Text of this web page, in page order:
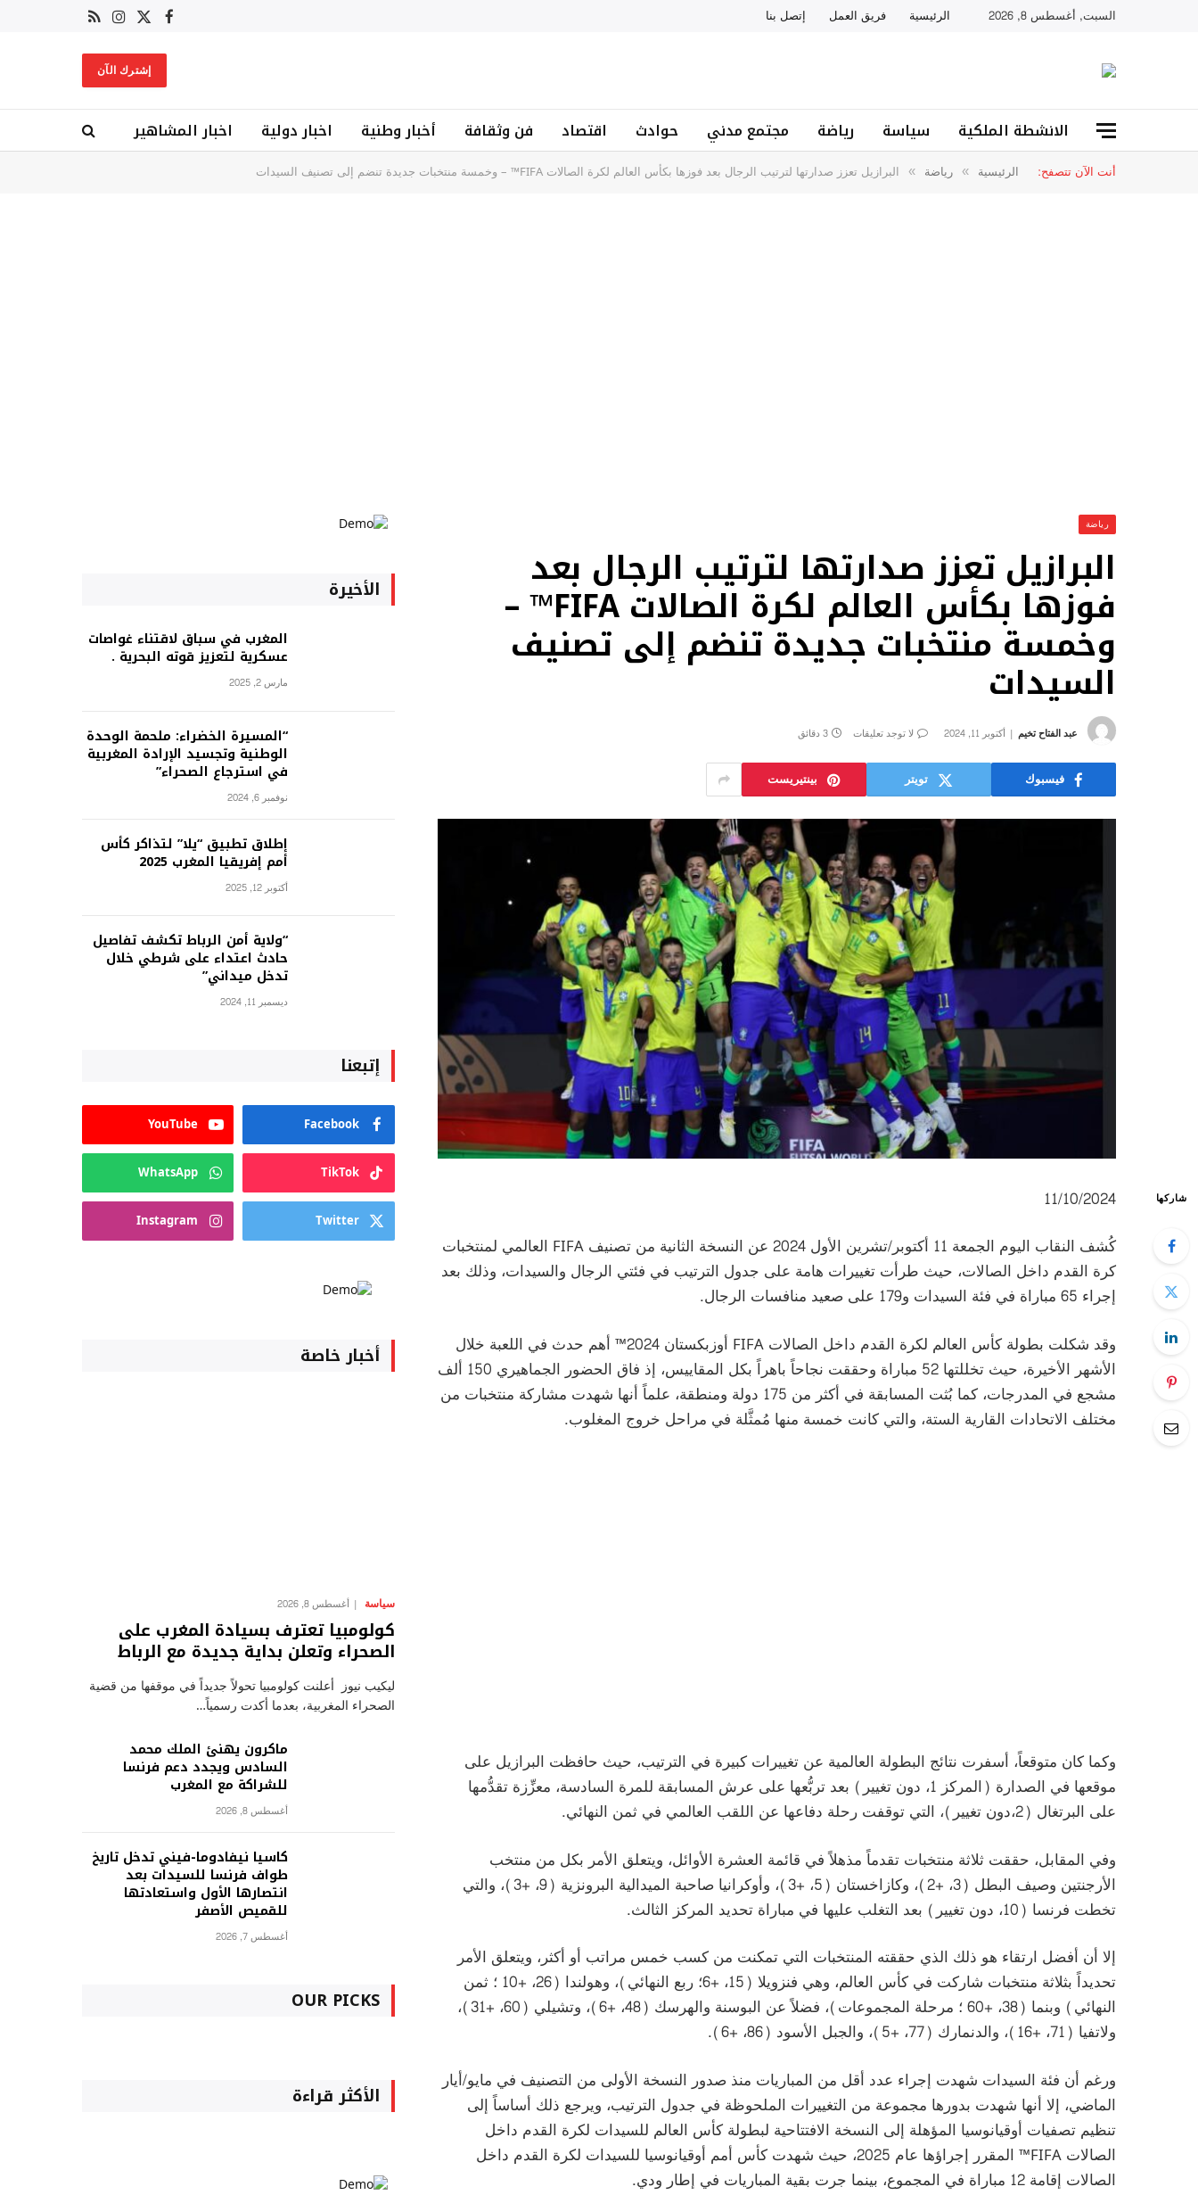
السبت, أغسطس 8, 2026 الرئيسية فريق العمل إتصل بنا فيسبوك
X
الانستغرام
RSS
إشترك الآن
الانشطة الملكية سياسة رياضة مجتمع مدني حوادث اقتصاد فن وثقافة أخبار وطنية اخبار دولية اخبار المشاهير
أنت الآن تتصفح: الرئيسية » رياضة » البرازيل تعزز صدارتها لترتيب الرجال بعد فوزها بكأس العالم لكرة الصالات FIFA™ – وخمسة منتخبات جديدة تنضم إلى تصنيف السيدات
رياضة
البرازيل تعزز صدارتها لترتيب الرجال بعد
فوزها بكأس العالم لكرة الصالات FIFA™ –
وخمسة منتخبات جديدة تنضم إلى تصنيف
السيدات
عبد الفتاح تخيم أكتوبر 11, 2024 لا توجد تعليقات 3 دقائق
فيسبوك تويتر بينتيريست
شاركها
11/10/2024
كُشف النقاب اليوم الجمعة 11 أكتوبر/تشرين الأول 2024 عن النسخة الثانية من تصنيف FIFA العالمي لمنتخبات
كرة القدم داخل الصالات، حيث طرأت تغييرات هامة على جدول الترتيب في فئتي الرجال والسيدات، وذلك بعد
إجراء 65 مباراة في فئة السيدات و179 على صعيد منافسات الرجال.
وقد شكلت بطولة كأس العالم لكرة القدم داخل الصالات FIFA أوزبكستان 2024™ أهم حدث في اللعبة خلال
الأشهر الأخيرة، حيث تخللتها 52 مباراة وحققت نجاحاً باهراً بكل المقاييس، إذ فاق الحضور الجماهيري 150 ألف
مشجع في المدرجات، كما بُثت المسابقة في أكثر من 175 دولة ومنطقة، علماً أنها شهدت مشاركة منتخبات من
مختلف الاتحادات القارية الستة، والتي كانت خمسة منها مُمثَّلة في مراحل خروج المغلوب.
وكما كان متوقعاً، أسفرت نتائج البطولة العالمية عن تغييرات كبيرة في الترتيب، حيث حافظت البرازيل على
موقعها في الصدارة (المركز 1، دون تغيير) بعد تربُّعها على عرش المسابقة للمرة السادسة، معزِّزة تقدُّمها
على البرتغال (2،دون تغيير)، التي توقفت رحلة دفاعها عن اللقب العالمي في ثمن النهائي.
وفي المقابل، حققت ثلاثة منتخبات تقدماً مذهلاً في قائمة العشرة الأوائل، ويتعلق الأمر بكل من منتخب
الأرجنتين وصيف البطل (3، +2)، وكازاخستان (5، +3)، وأوكرانيا صاحبة الميدالية البرونزية (9، +3)، والتي
تخطت فرنسا (10، دون تغيير) بعد التغلب عليها في مباراة تحديد المركز الثالث.
إلا أن أفضل ارتقاء هو ذلك الذي حققته المنتخبات التي تمكنت من كسب خمس مراتب أو أكثر، ويتعلق الأمر
تحديداً بثلاثة منتخبات شاركت في كأس العالم، وهي فنزويلا (15، +6؛ ربع النهائي)، وهولندا (26، +10 ؛ ثمن
النهائي) وبنما (38، +60 ؛ مرحلة المجموعات)، فضلاً عن البوسنة والهرسك (48، +6)، وتشيلي (60، +31)،
ولاتفيا (71، +16)، والدنمارك (77، +5)، والجبل الأسود (86، +6).
ورغم أن فئة السيدات شهدت إجراء عدد أقل من المباريات منذ صدور النسخة الأولى من التصنيف في مايو/أيار
الماضي، إلا أنها شهدت بدورها مجموعة من التغييرات الملحوظة في جدول الترتيب، ويرجع ذلك أساساً إلى
تنظيم تصفيات أوقيانوسيا المؤهلة إلى النسخة الافتتاحية لبطولة كأس العالم للسيدات لكرة القدم داخل
الصالات FIFA™ المقرر إجراؤها عام 2025، حيث شهدت كأس أمم أوقيانوسيا للسيدات لكرة القدم داخل
الصالات إقامة 12 مباراة في المجموع، بينما جرت بقية المباريات في إطار ودي.
الأخيرة
المغرب في سباق لاقتناء غواصات
عسكرية لتعزيز قوته البحرية .
مارس 2, 2025
“المسيرة الخضراء: ملحمة الوحدة
الوطنية وتجسيد الإرادة المغربية
في استرجاع الصحراء”
نوفمبر 6, 2024
إطلاق تطبيق “يلا” لتذاكر كأس
أمم إفريقيا المغرب 2025
أكتوبر 12, 2025
“ولاية أمن الرباط تكشف تفاصيل
حادث اعتداء على شرطي خلال
تدخل ميداني”
ديسمبر 11, 2024
إتبعنا
Facebook
YouTube
TikTok
WhatsApp
Twitter
Instagram
أخبار خاصة
سياسة أغسطس 8, 2026
كولومبيا تعترف بسيادة المغرب على
الصحراء وتعلن بداية جديدة مع الرباط
ليكيب نيوز أعلنت كولومبيا تحولاً جديداً في موقفها من قضية
الصحراء المغربية، بعدما أكدت رسمياً…
ماكرون يهنئ الملك محمد
السادس ويجدد دعم فرنسا
للشراكة مع المغرب
أغسطس 8, 2026
كاسيا نيفادوما-فيني تدخل تاريخ
طواف فرنسا للسيدات بعد
انتصارها الأول واستعادتها
للقميص الأصفر
أغسطس 7, 2026
OUR PICKS
الأكثر قراءة